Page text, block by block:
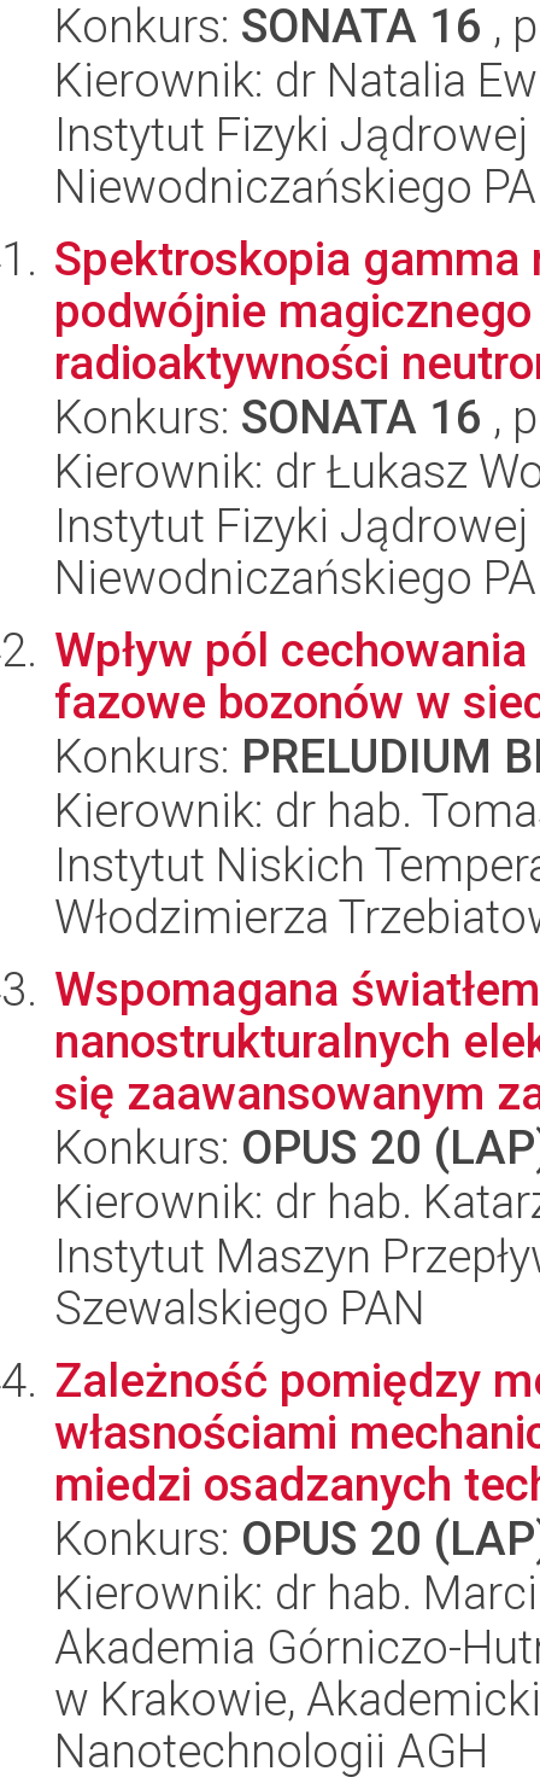
Konkurs: SONATA 16 ,
Kierownik: dr Natalia
Instytut Fizyki
Niewodniczańskiego
Spektroskopia gamma
podwójnie
radioaktywności
Konkurs: SONATA 16 ,
Kierownik: dr Łukasz
Instytut Fizyki
Niewodniczańskiego
Wpływ pól
fazowe bozonów w
Konkurs: PRELUDIUM
Kierownik: dr hab.
Instytut Niskich
Włodzimierza
Wspomagana
nanostrukturalnych
się zaawansowanym
Konkurs: OPUS 20
Kierownik: dr hab.
Instytut Maszyn
Szewalskiego PAN
Zależność pomiędzy
własnościami
miedzi osadzanych
Konkurs: OPUS 20
Kierownik: dr hab.
Akademia Górniczo-
w Krakowie,
Nanotechnologii AGH